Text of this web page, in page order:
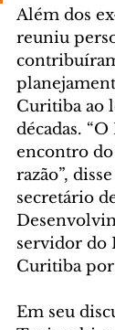
Além dos
reuniu
Curitiba ao
décadas.
encontro
razão”,
secretário
servidor do
Curitiba por
Em seu